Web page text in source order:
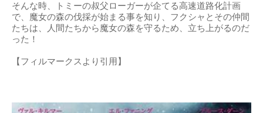
そんな時、トミーの叔父ローガーが企てる高速道路化計画
で、魔女の森の伐採が始まる事を知り、フクシャとその仲間
たちは、人間たちから魔女の森を守るため、立ち上がるのだ
った！
【フィルマークスより引用】